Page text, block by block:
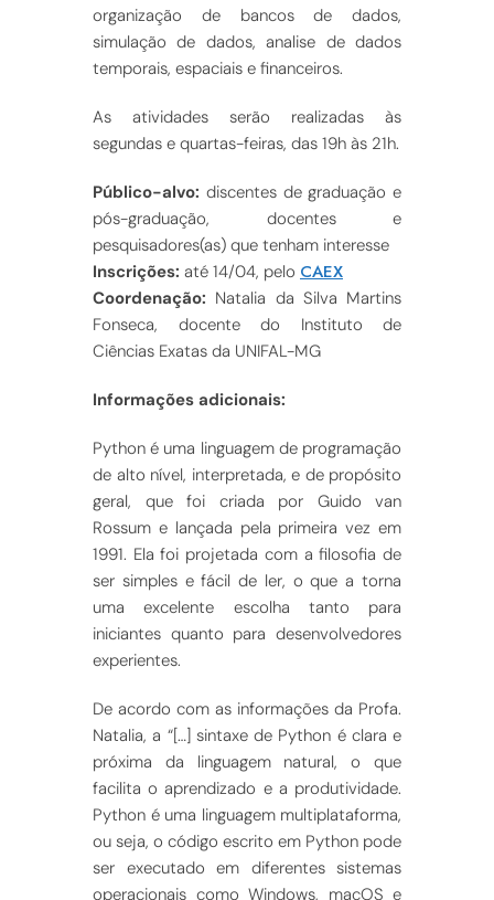
organização de bancos de dados,
simulação de dados, analise de dados
temporais, espaciais e financeiros.
As atividades serão realizadas às
segundas e quartas-feiras, das 19h às 21h.
Público-alvo: discentes de graduação e
pós-graduação, docentes e
pesquisadores(as) que tenham interesse
Inscrições: até 14/04, pelo CAEX
Coordenação: Natalia da Silva Martins
Fonseca, docente do Instituto de
Ciências Exatas da UNIFAL-MG
Informações adicionais:
Python é uma linguagem de programação
de alto nível, interpretada, e de propósito
geral, que foi criada por Guido van
Rossum e lançada pela primeira vez em
1991. Ela foi projetada com a filosofia de
ser simples e fácil de ler, o que a torna
uma excelente escolha tanto para
iniciantes quanto para desenvolvedores
experientes.
De acordo com as informações da Profa.
Natalia, a “[…] sintaxe de Python é clara e
próxima da linguagem natural, o que
facilita o aprendizado e a produtividade.
Python é uma linguagem multiplataforma,
ou seja, o código escrito em Python pode
ser executado em diferentes sistemas
operacionais como Windows, macOS e